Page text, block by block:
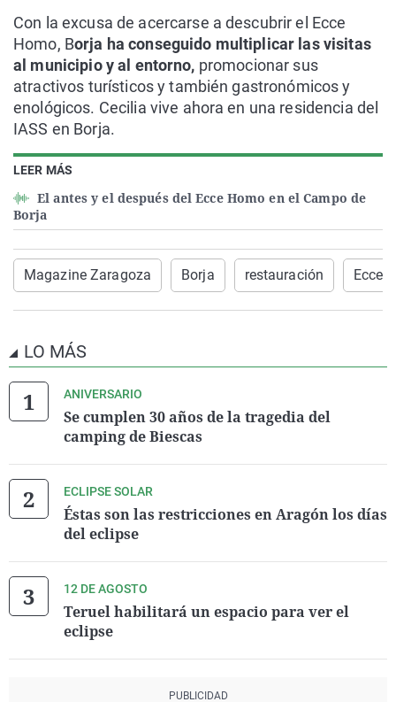
LEER MÁS
El antes y el después del Ecce Homo en el Campo de
Borja
Con la excusa de acercarse a descubrir el Ecce
Homo, Borja ha conseguido multiplicar las visitas
al municipio y al entorno, promocionar sus
atractivos turísticos y también gastronómicos y
enológicos. Cecilia vive ahora en una residencia del
IASS en Borja.
Magazine Zaragoza Borja restauración Ecce
LO MÁS
ANIVERSARIO
Se cumplen 30 años de la tragedia del
camping de Biescas
ECLIPSE SOLAR
Éstas son las restricciones en Aragón los días
del eclipse
12 DE AGOSTO
Teruel habilitará un espacio para ver el
eclipse